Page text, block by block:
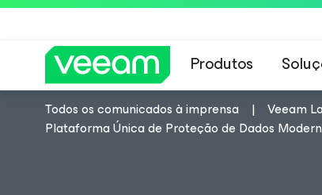
Produtos
Todos os comunicados à imprensa
Veeam
Plataforma Única de Proteção de Dados